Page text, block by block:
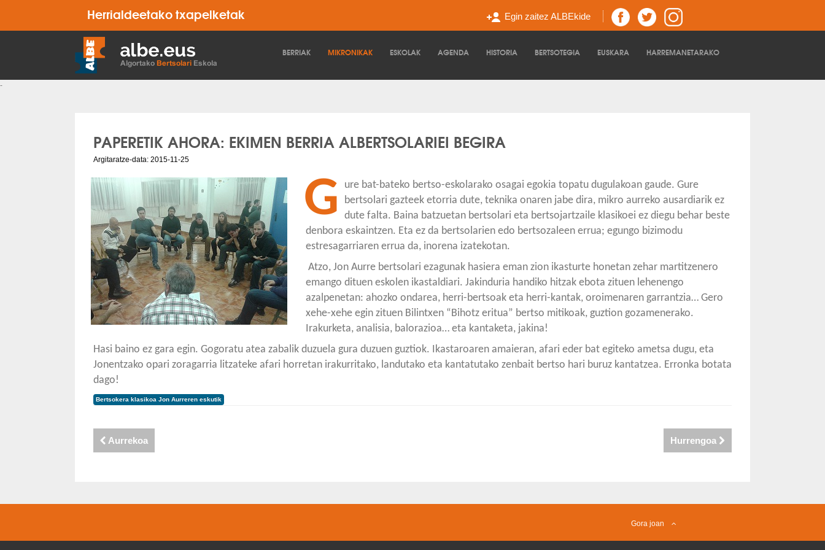
BERRIAK MIKRONIKAK ESKOLAK AGENDA HISTORIA BERTSOTEGIA EUSKARA HARREMANETARAKO
Herrialdeetako txapelketak Egin zaitez ALBEkide
-
PAPERETIK AHORA: EKIMEN BERRIA ALBERTSOLARIEI BEGIRA
Argitaratze-data: 2015-11-25
G
ure bat-bateko bertso-eskolarako osagai egokia topatu dugulakoan gaude. Gure
bertsolari gazteek etorria dute, teknika onaren jabe dira, mikro aurreko ausardiarik ez
dute falta. Baina batzuetan bertsolari eta bertsojartzaile klasikoei ez diegu behar beste
denbora eskaintzen. Eta ez da bertsolarien edo bertsozaleen errua; egungo bizimodu
estresagarriaren errua da, inorena izatekotan.
Atzo, Jon Aurre bertsolari ezagunak hasiera eman zion ikasturte honetan zehar martitzenero
emango dituen eskolen ikastaldiari. Jakinduria handiko hitzak ebota zituen lehenengo
azalpenetan: ahozko ondarea, herri-bertsoak eta herri-kantak, oroimenaren garrantzia… Gero
xehe-xehe egin zituen Bilintxen “Bihotz eritua” bertso mitikoak, guztion gozamenerako.
Irakurketa, analisia, balorazioa… eta kantaketa, jakina!
Hasi baino ez gara egin. Gogoratu atea zabalik duzuela gura duzuen guztiok. Ikastaroaren amaieran, afari eder bat egiteko ametsa dugu, eta
Jonentzako opari zoragarria litzateke afari horretan irakurritako, landutako eta kantatutako zenbait bertso hari buruz kantatzea. Erronka botata
dago!
Bertsokera klasikoa Jon Aurreren eskutik
Aurrekoa Hurrengoa
Gora joan